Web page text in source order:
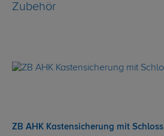
Zubehör
ZB AHK Kastensicherung mit Schloss